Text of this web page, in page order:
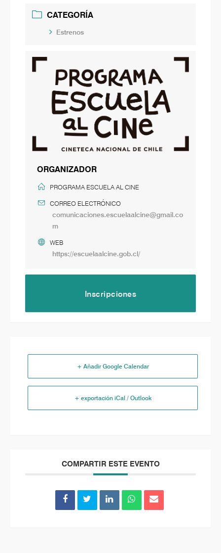
CATEGORÍA
Estrenos
ORGANIZADOR
PROGRAMA ESCUELA AL CINE
CORREO ELECTRÓNICO
comunicaciones.escuelaalcine@gmail.co
m
WEB
https://escuelaalcine.gob.cl/
Inscripciones
+ Añadir Google Calendar
+ exportación iCal / Outlook
COMPARTIR ESTE EVENTO